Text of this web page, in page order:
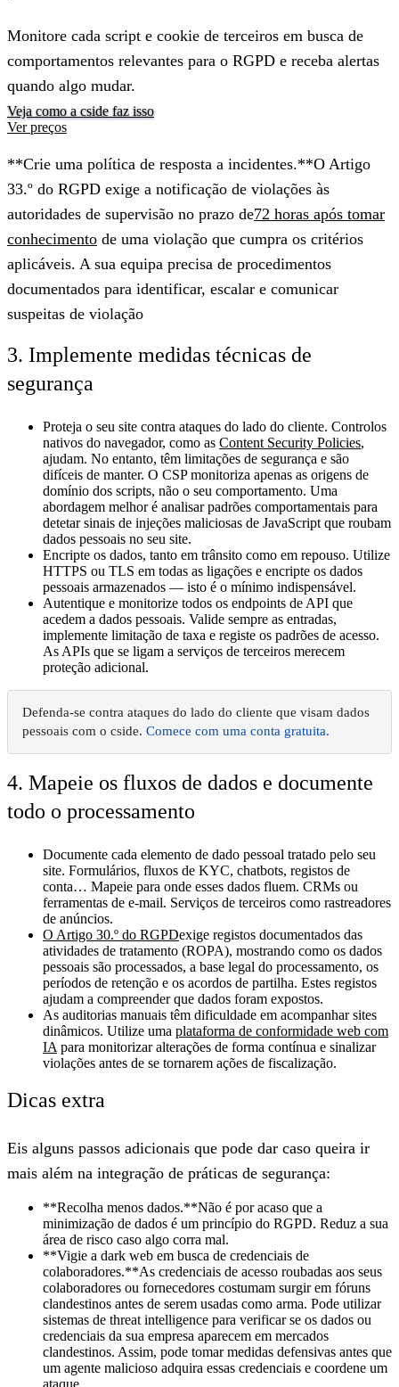
Monitore cada script e cookie de terceiros em busca de
comportamentos relevantes para o RGPD e receba alertas
quando algo mudar.
Veja como a cside faz isso
Ver preços
**Crie uma política de resposta a incidentes.**O Artigo
33.º do RGPD exige a notificação de violações às
autoridades de supervisão no prazo de72 horas após tomar
conhecimento de uma violação que cumpra os critérios
aplicáveis. A sua equipa precisa de procedimentos
documentados para identificar, escalar e comunicar
suspeitas de violação
3. Implemente medidas técnicas de
segurança
Proteja o seu site contra ataques do lado do cliente. Controlos
nativos do navegador, como as Content Security Policies,
ajudam. No entanto, têm limitações de segurança e são
difíceis de manter. O CSP monitoriza apenas as origens de
domínio dos scripts, não o seu comportamento. Uma
abordagem melhor é analisar padrões comportamentais para
detetar sinais de injeções maliciosas de JavaScript que roubam
dados pessoais no seu site.
Encripte os dados, tanto em trânsito como em repouso. Utilize
HTTPS ou TLS em todas as ligações e encripte os dados
pessoais armazenados — isto é o mínimo indispensável.
Autentique e monitorize todos os endpoints de API que
acedem a dados pessoais. Valide sempre as entradas,
implemente limitação de taxa e registe os padrões de acesso.
As APIs que se ligam a serviços de terceiros merecem
proteção adicional.
Defenda-se contra ataques do lado do cliente que visam dados
pessoais com o cside. Comece com uma conta gratuita.
4. Mapeie os fluxos de dados e documente
todo o processamento
Documente cada elemento de dado pessoal tratado pelo seu
site. Formulários, fluxos de KYC, chatbots, registos de
conta… Mapeie para onde esses dados fluem. CRMs ou
ferramentas de e-mail. Serviços de terceiros como rastreadores
de anúncios.
O Artigo 30.º do RGPDexige registos documentados das
atividades de tratamento (ROPA), mostrando como os dados
pessoais são processados, a base legal do processamento, os
períodos de retenção e os acordos de partilha. Estes registos
ajudam a compreender que dados foram expostos.
As auditorias manuais têm dificuldade em acompanhar sites
dinâmicos. Utilize uma plataforma de conformidade web com
IA para monitorizar alterações de forma contínua e sinalizar
violações antes de se tornarem ações de fiscalização.
Dicas extra
Eis alguns passos adicionais que pode dar caso queira ir
mais além na integração de práticas de segurança:
**Recolha menos dados.**Não é por acaso que a
minimização de dados é um princípio do RGPD. Reduz a sua
área de risco caso algo corra mal.
**Vigie a dark web em busca de credenciais de
colaboradores.**As credenciais de acesso roubadas aos seus
colaboradores ou fornecedores costumam surgir em fóruns
clandestinos antes de serem usadas como arma. Pode utilizar
sistemas de threat intelligence para verificar se os dados ou
credenciais da sua empresa aparecem em mercados
clandestinos. Assim, pode tomar medidas defensivas antes que
um agente malicioso adquira essas credenciais e coordene um
ataque.